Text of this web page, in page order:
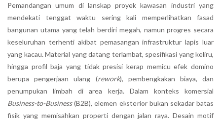
Pemandangan umum di lanskap proyek kawasan industri yang
mendekati tenggat waktu sering kali memperlihatkan fasad
bangunan utama yang telah berdiri megah, namun progres secara
keseluruhan terhenti akibat pemasangan infrastruktur lapis luar
yang kacau. Material yang datang terlambat, spesifikasi yang keliru,
hingga profil baja yang tidak presisi kerap memicu efek domino
berupa pengerjaan ulang (rework), pembengkakan biaya, dan
penumpukan limbah di area kerja. Dalam konteks komersial
Business-to-Business(B2B), elemen eksterior bukan sekadar batas
fisik yang memisahkan properti dengan jalan raya. Desain motif